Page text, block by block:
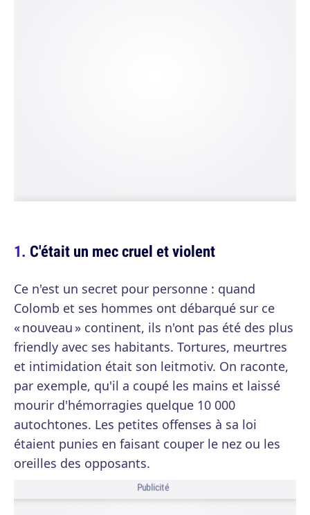
C'était un mec cruel et violent
Ce n'est un secret pour personne : quand
Colomb et ses hommes ont débarqué sur ce
« nouveau » continent, ils n'ont pas été des plus
friendly avec ses habitants. Tortures, meurtres
et intimidation était son leitmotiv. On raconte,
par exemple, qu'il a coupé les mains et laissé
mourir d'hémorragies quelque 10 000
autochtones. Les petites offenses à sa loi
étaient punies en faisant couper le nez ou les
oreilles des opposants.
Publicité